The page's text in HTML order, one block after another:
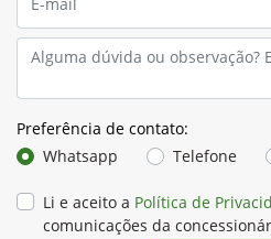
Preferência de contato:
Whatsapp
Telefone
Li e aceito a Política de
comunicações da